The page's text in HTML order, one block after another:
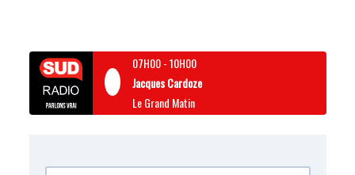
07H00-10H00
Jacques Cardoze
Le Grand Matin